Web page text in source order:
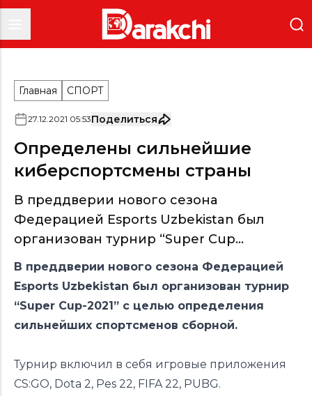
Главная СПОРТ
27.12.2021 05:53Поделиться
Определены сильнейшие
киберспортсмены страны
В преддверии нового сезона
Федерацией Esports Uzbekistan был
организован турнир “Super Cup...
В преддверии нового сезона Федерацией
Esports Uzbekistan был организован турнир
“Super Cup-2021” с целью определения
сильнейших спортсменов сборной.
Турнир включил в себя игровые приложения
CS:GO, Dota 2, Pes 22, FIFA 22, PUBG.